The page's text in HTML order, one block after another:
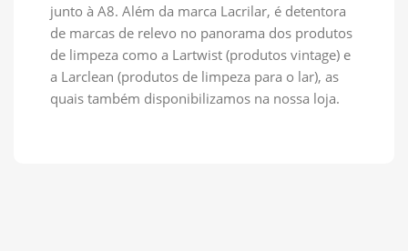
junto à A8. Além da marca Lacrilar, é detentora
de marcas de relevo no panorama dos produtos
de limpeza como a Lartwist (produtos vintage) e
a Larclean (produtos de limpeza para o lar), as
quais também disponibilizamos na nossa loja.